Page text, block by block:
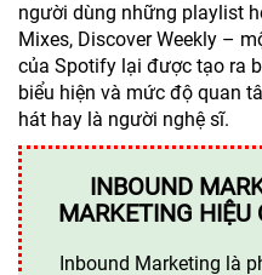
người dùng những playlist
Mixes, Discover Weekly –
của Spotify lại được tạo ra
biểu hiện và mức độ quan
hát hay là người nghệ sĩ.
INBOUND
MARKETING HIỆU
Inbound Marketing là